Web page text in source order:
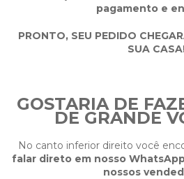
pagamento e
PRONTO, SEU PEDIDO
SUA
GOSTARIA DE
DE GRANDE
No canto inferior direito você
falar direto em nosso
nossos